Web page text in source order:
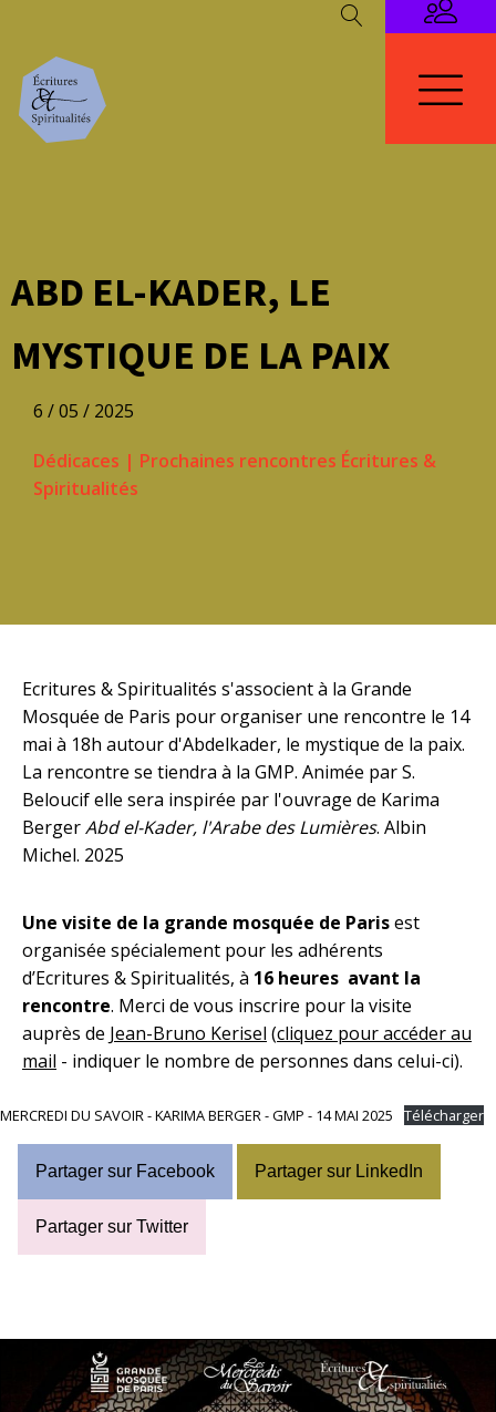
ABD EL-KADER, LE
MYSTIQUE DE LA PAIX
6 / 05 / 2025
Dédicaces | Prochaines rencontres Écritures &
Spiritualités
Ecritures & Spiritualités s'associent à la Grande
Mosquée de Paris pour organiser une rencontre le 14
mai à 18h autour d'Abdelkader, le mystique de la paix.
La rencontre se tiendra à la GMP. Animée par S.
Beloucif elle sera inspirée par l'ouvrage de Karima
BergerAbd el-Kader, l'Arabe des Lumières. Albin
Michel. 2025
Une visite de la grande mosquée de Parisest
organisée spécialement pour les adhérents
d’Ecritures & Spiritualités, à 16 heures avant la
rencontre. Merci de vous inscrire pour la visite
auprès de Jean-Bruno Kerisel (cliquez pour accéder au
mail - indiquer le nombre de personnes dans celui-ci).
MERCREDI DU SAVOIR - KARIMA BERGER - GMP - 14 MAI 2025 Télécharger
Partager sur Facebook Partager sur LinkedIn
Partager sur Twitter